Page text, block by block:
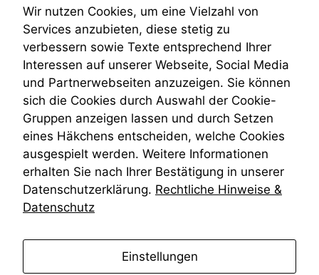
Teilungsklage
Venezuela
VRK
Wiederherstellungsanordnung
Zivilprozessordnung
ZPO
Zustellfiktion
Zuständigkeit
Öffentliches Personalrecht
Öffentlichkeitsprinzip
Wir nutzen Cookies, um eine Vielzahl von
Services anzubieten, diese stetig zu
verbessern sowie Texte entsprechend Ihrer
Interessen auf unserer Webseite, Social Media
und Partnerwebseiten anzuzeigen. Sie können
sich die Cookies durch Auswahl der Cookie-
Gruppen anzeigen lassen und durch Setzen
eines Häkchens entscheiden, welche Cookies
ausgespielt werden. Weitere Informationen
erhalten Sie nach Ihrer Bestätigung in unserer
Datenschutzerklärung. Rechtliche Hinweise &
Datenschutz
Einstellungen